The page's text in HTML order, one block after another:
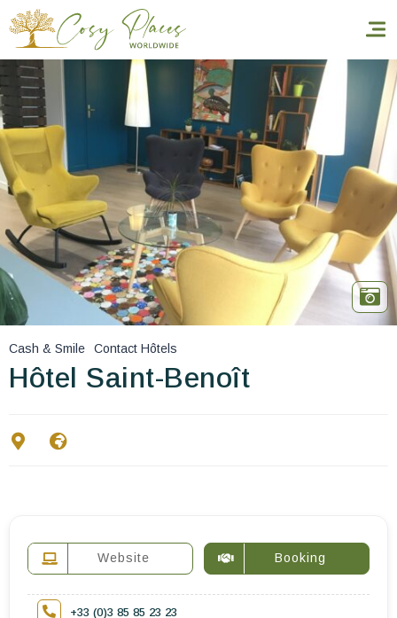
Homepage
Book a stay
Our Worldwide collection
World’s Best Hotels
Take you away
Thematic Stays
Cash & Smile Contact Hôtels
Hôtel Saint-Benoît
Website Booking
+33 (0)3 85 85 23 23